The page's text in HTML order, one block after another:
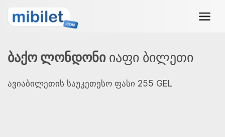
ბაქო ლონდონიიაფი ბილეთი
ავიაბილეთის საუკეთესო ფასი 255 GEL